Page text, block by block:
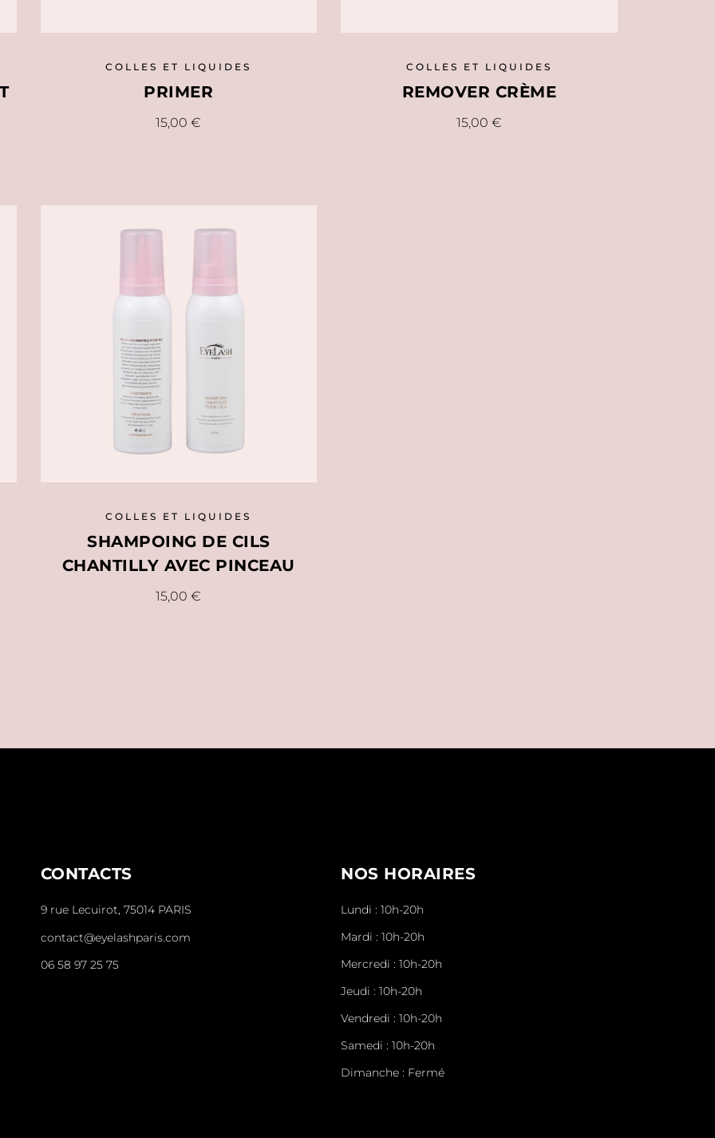
COLLES ET LIQUIDES
PRIMER
15,00€
COLLES ET LIQUIDES
REMOVER CRÈME
15,00€
COLLES ET LIQUIDES
SHAMPOING DE CILS
CHANTILLY AVEC PINCEAU
15,00€
CONTACTS
9 rue Lecuirot, 75014 PARIS
contact@eyelashparis.com
06 58 97 25 75
NOS HORAIRES
Lundi : 10h-20h
Mardi : 10h-20h
Mercredi : 10h-20h
Jeudi : 10h-20h
Vendredi : 10h-20h
Samedi : 10h-20h
Dimanche : Fermé